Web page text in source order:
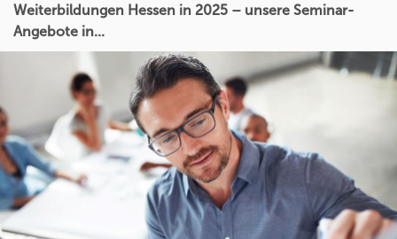
Weiterbildungen Hessen in 2025 – unsere Seminar-
Angebote in...